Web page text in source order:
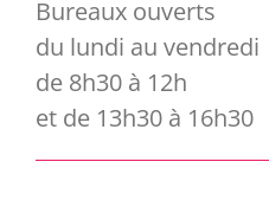
Bureaux ouverts
du lundi au vendredi
de 8h30 à 12h
et de 13h30 à 16h30